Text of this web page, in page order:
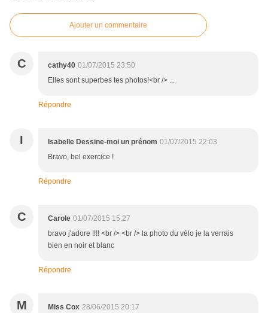
Ajouter un commentaire
C cathy40 01/07/2015 23:50
Elles sont superbes tes photos!<br /> ...
Répondre
I Isabelle Dessine-moi un prénom 01/07/2015 22:03
Bravo, bel exercice !
Répondre
C Carole 01/07/2015 15:27
bravo j'adore !!!! <br /> <br /> la photo du vélo je la verrais
bien en noir et blanc
Répondre
M Miss Cox 28/06/2015 20:17